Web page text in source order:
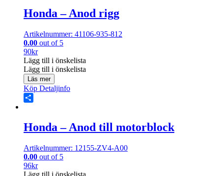
Honda – Anod rigg
Artikelnummer: 41106-935-812
0.00 out of 5
90kr
Lägg till i önskelista
Lägg till i önskelista
Läs mer
Köp Detaljinfo
Honda – Anod till motorblock
Artikelnummer: 12155-ZV4-A00
0.00 out of 5
96kr